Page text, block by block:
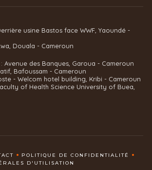
usine Bastos face WWF, Yaoundé -
Douala - Cameroun
Avenue des Banques, Garoua - Cameroun
Bafoussam - Cameroun
- Welcom hotel building, Kribi - Cameroun
of Health Science University of Buea,
POLITIQUE DE CONFIDENTIALITÉ
D'UTILISATION